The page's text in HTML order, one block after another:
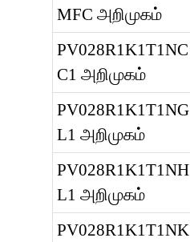
MFC அறிமுகம்
PV028R1K1T1NC
C1 அறிமுகம்
PV028R1K1T1NG
L1 அறிமுகம்
PV028R1K1T1NH
L1 அறிமுகம்
PV028R1K1T1NK